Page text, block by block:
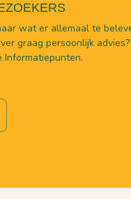
wat er allemaal te
graag persoonlijk
Informatiepunten.